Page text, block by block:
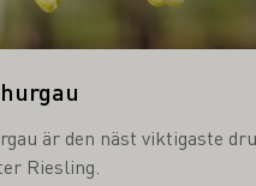
är den näst viktigaste
Riesling.